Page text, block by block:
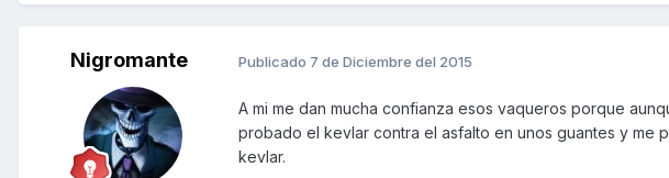
Nigromante Publicado 7 de Diciembre del 2015
A mi me dan mucha confianza esos vaqueros porque
probado el kevlar contra el asfalto en unos guantes y me
kevlar.